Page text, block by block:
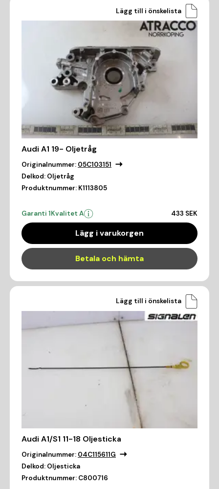
Lägg till i önskelista
Audi A1 19- Oljetråg
Originalnummer: 05C103151
Delkod: Oljetråg
Produktnummer: K1113805
Garanti 1Kvalitet A 433 SEK
Lägg i varukorgen
Betala och hämta
Lägg till i önskelista
Audi A1/S1 11-18 Oljesticka
Originalnummer: 04C115611G
Delkod: Oljesticka
Produktnummer: C800716